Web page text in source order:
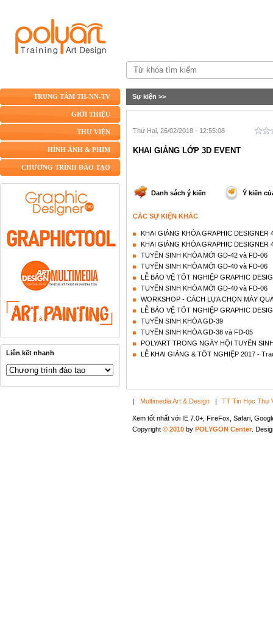
TRUNG TÂM TH-NN-TV
GIỚI THIỆU
THƯ VIỆN
HÌNH ẢNH & PHIM
CHƯƠNG TRÌNH ĐÀO TẠO
Liên kết nhanh
Sự kiện >>
Thứ Hai, 26/02/2018 - 12:55:08
KHAI GIẢNG LỚP 3D EVENT
Danh sách ý kiến Ý kiến
CÁC SỰ KIỆN KHÁC
KHAI GIẢNG KHÓA GRAPHIC DESIGNER
KHAI GIẢNG KHÓA GRAPHIC DESIGNER
TUYỂN SINH KHÓA MỚI GD-42 và FD-06
TUYỂN SINH KHÓA MỚI GD-40 và FD-06
LỄ BẢO VỆ TỐT NGHIỆP GRAPHIC
TUYỂN SINH KHÓA MỚI GD-40 và FD-06
WORKSHOP - CÁCH LỰA CHỌN MÁY
LỄ BẢO VỆ TỐT NGHIỆP GRAPHIC
TUYỂN SINH KHÓA GD-39
TUYỂN SINH KHÓA GD-38 và FD-05
POLYART TRONG NGÀY HỘI TUYỂN
LỄ KHAI GIẢNG & TỐT NGHIỆP 2017 -
| Multimedia Art & Design | TT Tin Học Thư
Xem tốt nhất với IE 7.0+, FireFox, Safari,
Copyright © 2010 by POLYGON Center .